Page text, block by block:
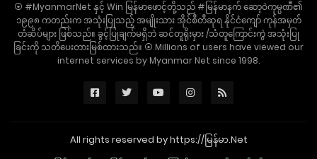
⦿ #MyanmarNet နှင့် Win မြန်မာဖောင့်တို့သည် #မြန်မာနက် ဆော့ဝဲကုမ္ပဏီ၏
၁၉၉၈ ကတည်းက အသုံးပြုသည့် အမျိုးသား အိုင်စီတီဆုရ နိုင်ငံကျော် ကုန်အမှတ်
တံဆိပ်များ ဖြစ်သည်။ ခွင့်ပြုချက်မရှိဘဲ ဆင်တူရိုးမှား /သံတူကြောင်းကွဲ အသုံးပြု
ခြင်းကို သတိပေးတားမြစ်ထားသည်။ ⦿ Millions of users have viewed our
internet services by Myanmar Net since 1998.
All rights reserved by https://မြန်မာ.Net